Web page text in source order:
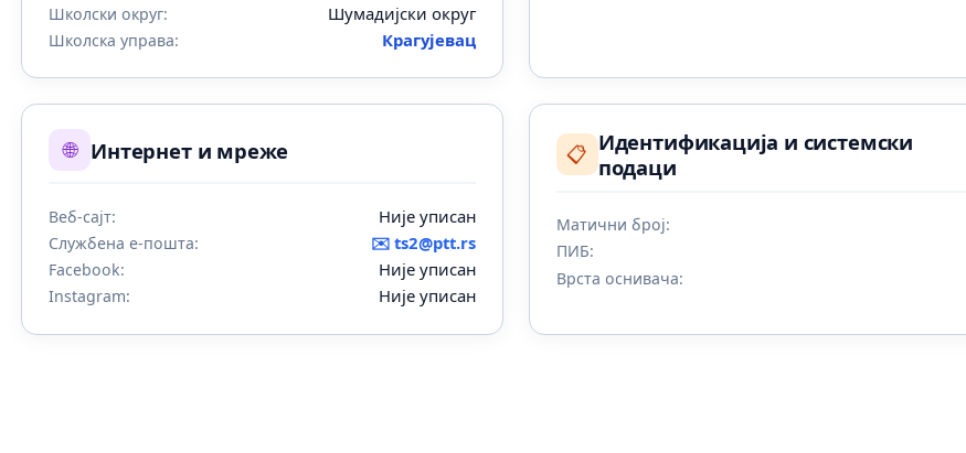
Школски округ: Шумадијски округ
Школска управа: Крагујевац
🌐 Интернет и мреже
Веб-сајт: Није уписан
Службена е-пошта: ✉️ts2@ptt.rs
Facebook: Није уписан
Instagram: Није уписан
📋 Идентификација и системски
подаци
Матични број:
ПИБ:
Врста оснивача: